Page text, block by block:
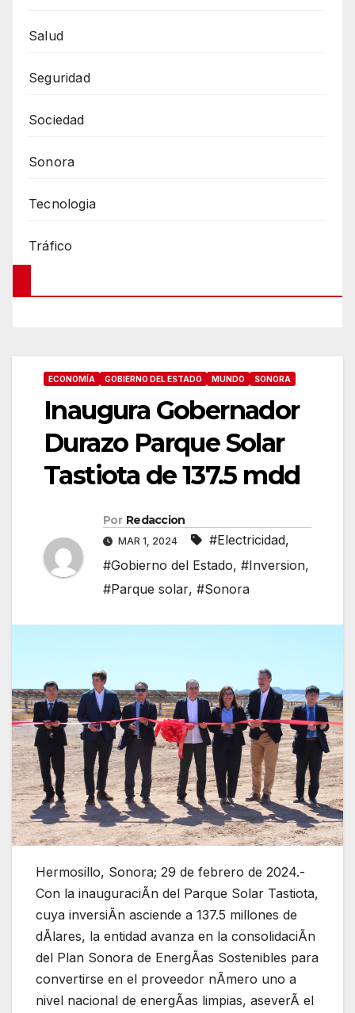
Salud
Seguridad
Sociedad
Sonora
Tecnologia
Tráfico
ECONOMÍA GOBIERNO DEL ESTADO MUNDO SONORA
Inaugura Gobernador
Durazo Parque Solar
Tastiota de 137.5 mdd
Por Redaccion
MAR 1, 2024 #Electricidad,
#Gobierno del Estado, #Inversion,
#Parque solar, #Sonora
Hermosillo, Sonora; 29 de febrero de 2024.-
Con la inauguraciÃn del Parque Solar Tastiota,
cuya inversiÃn asciende a 137.5 millones de
dÃlares, la entidad avanza en la consolidaciÃn
del Plan Sonora de EnergÃas Sostenibles para
convertirse en el proveedor nÃmero uno a
nivel nacional de energÃas limpias, aseverÃ el